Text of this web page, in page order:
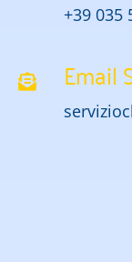
+39 035
Email